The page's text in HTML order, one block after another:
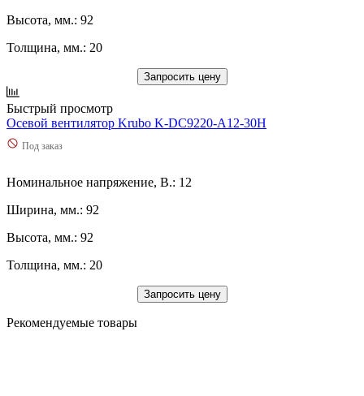
Высота, мм.: 92
Толщина, мм.: 20
Запросить цену
Быстрый просмотр
Осевой вентилятор Krubo K-DC9220-A12-30H
Под заказ
Номинальное напряжение, В.: 12
Ширина, мм.: 92
Высота, мм.: 92
Толщина, мм.: 20
Запросить цену
Рекомендуемые товары